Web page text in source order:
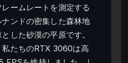
ームレートを測定する
ンドの密集した森林地
した砂漠の平原です。
私たちのRTX 3060は高